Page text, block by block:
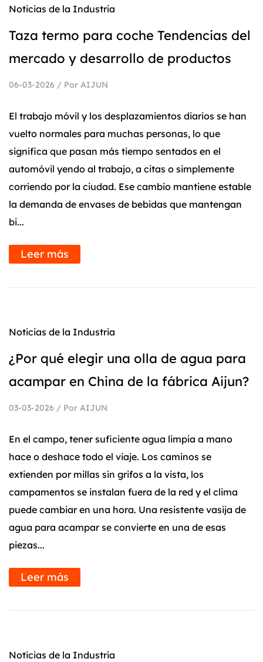
Noticias de la Industria
Taza termo para coche Tendencias del
mercado y desarrollo de productos
06-03-2026 / Por AIJUN
El trabajo móvil y los desplazamientos diarios se han
vuelto normales para muchas personas, lo que
significa que pasan más tiempo sentados en el
automóvil yendo al trabajo, a citas o simplemente
corriendo por la ciudad. Ese cambio mantiene estable
la demanda de envases de bebidas que mantengan
bi...
Leer más
Noticias de la Industria
¿Por qué elegir una olla de agua para
acampar en China de la fábrica Aijun?
03-03-2026 / Por AIJUN
En el campo, tener suficiente agua limpia a mano
hace o deshace todo el viaje. Los caminos se
extienden por millas sin grifos a la vista, los
campamentos se instalan fuera de la red y el clima
puede cambiar en una hora. Una resistente vasija de
agua para acampar se convierte en una de esas
piezas...
Leer más
Noticias de la Industria